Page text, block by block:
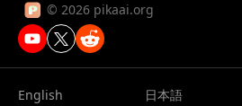
© 2026 pikaai.org
English 日本語